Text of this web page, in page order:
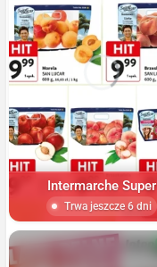
Intermarche Super
Trwa jeszcze 6 dni